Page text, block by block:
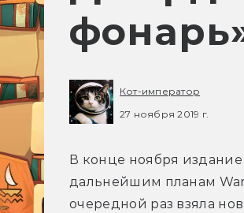
Кот-император
27 ноября 2019 г.
В конце ноября издание
дальнейшим планам
очередной раз взяла